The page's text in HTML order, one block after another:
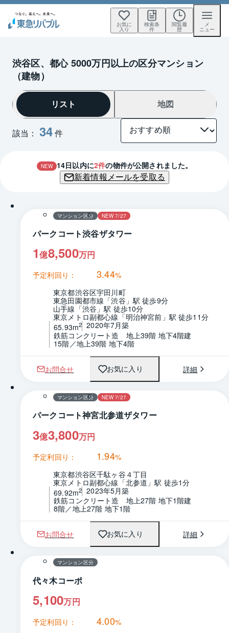
お気に
入り
検索条
件
閲覧履
歴
メ
ニュー
渋谷区、都心 5000万円以上の区分マンション
（建物）
該当： 34件
リスト 地図
NEW 14日以内に2件の物件が公開されました。
新着情報メールを受取る
マンション区分 NEW 7/27
パークコート渋谷ザタワー
1億8,500万円
予定利回り： 3.44%
東京都渋谷区宇田川町
東急田園都市線「渋谷」駅 徒歩9分
山手線「渋谷」駅 徒歩10分
東京メトロ副都心線「明治神宮前」駅 徒歩11分
65.93m2 2020年7月築
鉄筋コンクリート造　地上39階 地下4階建
15階／地上39階 地下4階
お問合せ お気に入り 詳細
1 / 0 間取り
マンション区分 NEW 7/27
パークコート神宮北参道ザタワー
3億3,800万円
予定利回り： 1.94%
東京都渋谷区千駄ヶ谷４丁目
東京メトロ副都心線「北参道」駅 徒歩1分
69.92m2 2023年5月築
鉄筋コンクリート造　地上27階 地下1階建
8階／地上27階 地下1階
お問合せ お気に入り 詳細
1 / 0
マンション区分
代々木コーポ
5,100万円
予定利回り： 4.00%